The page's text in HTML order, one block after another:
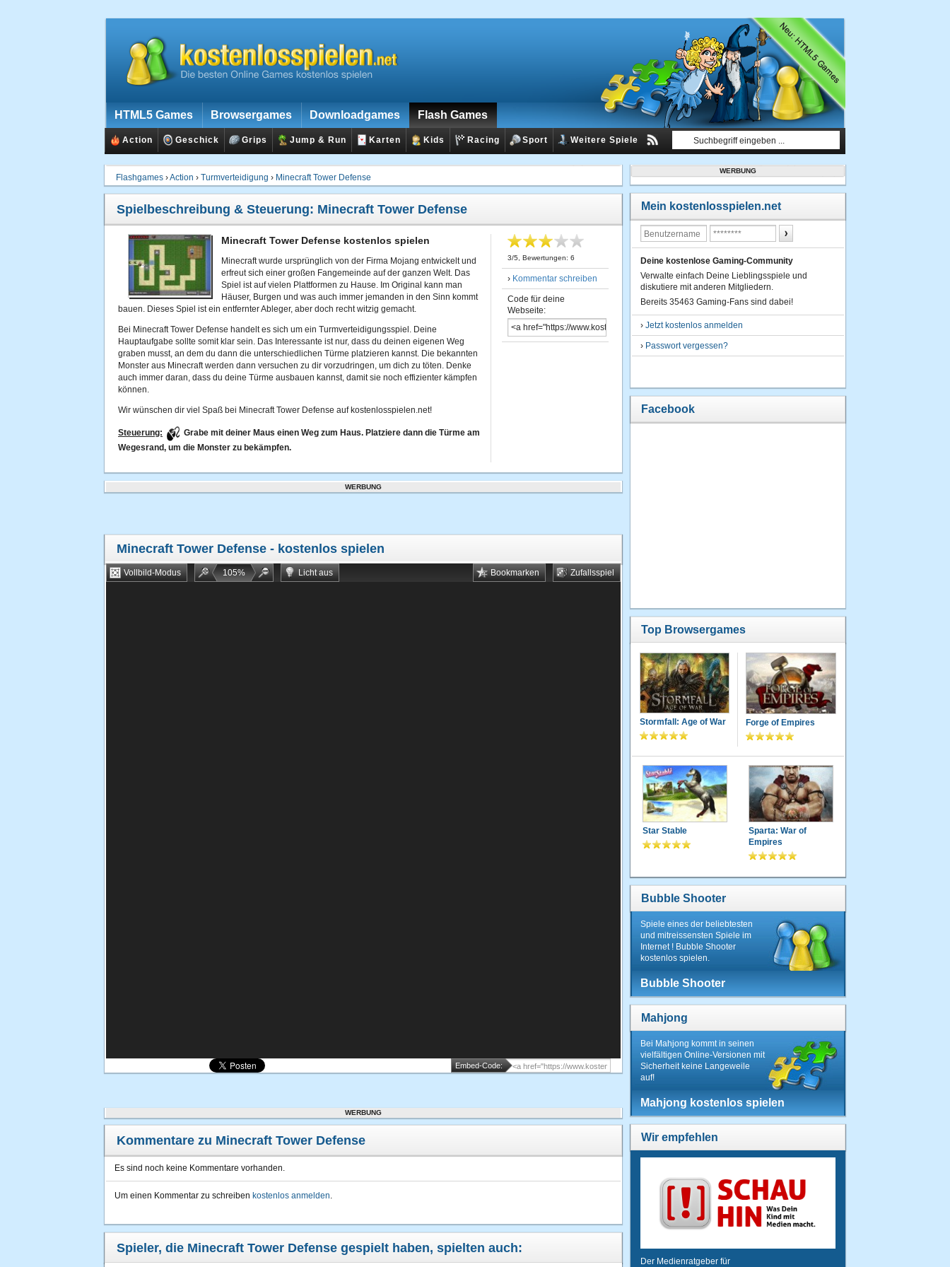
HTML5 Games Browsergames Downloadgames Flash Games
Action Geschick Grips Jump & Run Karten Kids Racing Sport Weitere Spiele
Flashgames ›Action › Turmverteidigung › Minecraft Tower Defense
Spielbeschreibung & Steuerung: Minecraft Tower Defense
Minecraft Tower Defense kostenlos spielen
Minecraft wurde ursprünglich von der Firma Mojang entwickelt und
erfreut sich einer großen Fangemeinde auf der ganzen Welt. Das
Spiel ist auf vielen Plattformen zu Hause. Im Original kann man
Häuser, Burgen und was auch immer jemanden in den Sinn kommt
bauen. Dieses Spiel ist ein entfernter Ableger, aber doch recht witzig gemacht.
Bei Minecraft Tower Defense handelt es sich um ein Turmverteidigungsspiel. Deine
Hauptaufgabe sollte somit klar sein. Das Interessante ist nur, dass du deinen eigenen Weg
graben musst, an dem du dann die unterschiedlichen Türme platzieren kannst. Die bekannten
Monster aus Minecraft werden dann versuchen zu dir vorzudringen, um dich zu töten. Denke
auch immer daran, dass du deine Türme ausbauen kannst, damit sie noch effizienter kämpfen
können.
Wir wünschen dir viel Spaß bei Minecraft Tower Defense auf kostenlosspielen.net!
Steuerung:
Grabe mit deiner Maus einen Weg zum Haus. Platziere dann die Türme am
Wegesrand, um die Monster zu bekämpfen.
3/5 , Bewertungen: 6
› Kommentar schreiben
Code für deine
Webseite:
WERBUNG
Minecraft Tower Defense - kostenlos spielen
Vollbild-Modus 105% Licht aus Zufallsspiel
Bookmarken
Embed-Code:
WERBUNG
Kommentare zu Minecraft Tower Defense
Es sind noch keine Kommentare vorhanden.
Um einen Kommentar zu schreiben kostenlos anmelden.
Spieler, die Minecraft Tower Defense gespielt haben, spielten auch:
WERBUNG
Mein kostenlosspielen.net
Deine kostenlose Gaming-Community
Verwalte einfach Deine Lieblingsspiele und
diskutiere mit anderen Mitgliedern.
Bereits 35463 Gaming-Fans sind dabei!
› Jetzt kostenlos anmelden
› Passwort vergessen?
Facebook
Top Browsergames
Stormfall: Age of War Forge of Empires
Star Stable
Sparta: War of
Empires
Bubble Shooter
Spiele eines der beliebtesten
und mitreissensten Spiele im
Internet ! Bubble Shooter
kostenlos spielen.
Bubble Shooter
Mahjong
Bei Mahjong kommt in seinen
vielfältigen Online-Versionen mit
Sicherheit keine Langeweile
auf!
Mahjong kostenlos spielen
Wir empfehlen
Der Medienratgeber für